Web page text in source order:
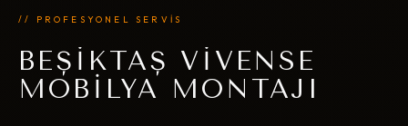
// PROFESYONEL SERVİS
BEŞIKTAŞ VIVENSE
MOBILYA MONTAJI